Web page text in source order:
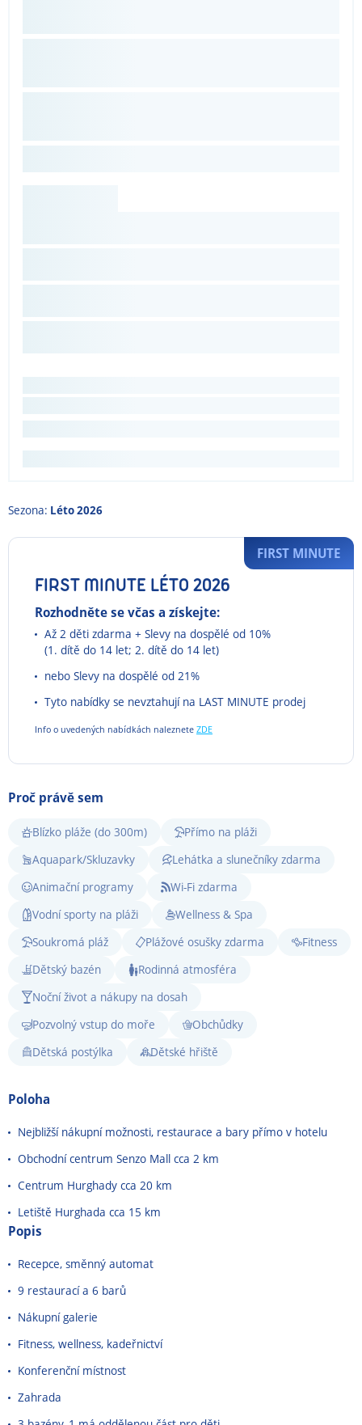
Sezona: Léto 2026
FIRST MINUTE LÉTO 2026
Rozhodněte se včas a získejte:
Až 2 děti zdarma + Slevy na dospělé od 10%
(1. dítě do 14 let; 2. dítě do 14 let)
nebo Slevy na dospělé od 21%
Tyto nabídky se nevztahují na LAST MINUTE prodej
Info o uvedených nabídkách naleznete ZDE
FIRST MINUTE
Proč právě sem
Blízko pláže (do 300m)
Přímo na pláži
Aquapark/Skluzavky
Lehátka a slunečníky zdarma
Animační programy
Wi-Fi zdarma
Vodní sporty na pláži
Wellness & Spa
Soukromá pláž
Plážové osušky zdarma
Fitness
Dětský bazén
Rodinná atmosféra
Noční život a nákupy na dosah
Pozvolný vstup do moře
Obchůdky
Dětská postýlka
Dětské hřiště
Poloha
Nejbližší nákupní možnosti, restaurace a bary přímo v hotelu
Obchodní centrum Senzo Mall cca 2 km
Centrum Hurghady cca 20 km
Letiště Hurghada cca 15 km
Popis
Recepce, směnný automat
9 restaurací a 6 barů
Nákupní galerie
Fitness, wellness, kadeřnictví
Konferenční místnost
Zahrada